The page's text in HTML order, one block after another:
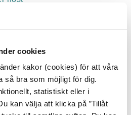
cookies
kakor (cookies) för att våra
så bra som möjligt för dig.
statistiskt eller i
kan välja att klicka på ”Tillåt
- och sportförening
och sportförening
Idrottsåret 2025
i gymnastik för barn och